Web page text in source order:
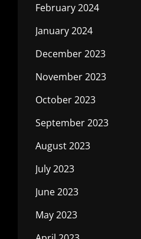
February 2024
January 2024
December 2023
November 2023
October 2023
September 2023
August 2023
July 2023
June 2023
May 2023